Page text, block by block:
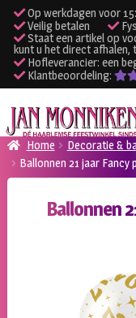
Op werkdagen voor
Veilig betalen
Staat een artikel op
kunt u het direct afhalen,
Hofleverancier: een
Klantbeoordeling:
Ga
door
naar
navigatie
Ga
naar
de
inhoudVerhuur kleding
Verhuur
Klantenservice
Home Decoratie &
Ballonnen 21 jaar Fancy
Ballonnen